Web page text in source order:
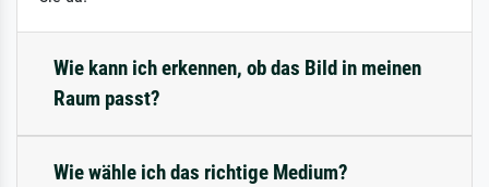
Wie kann ich erkennen, ob das Bild in meinen
Raum passt?
Wie wähle ich das richtige Medium?